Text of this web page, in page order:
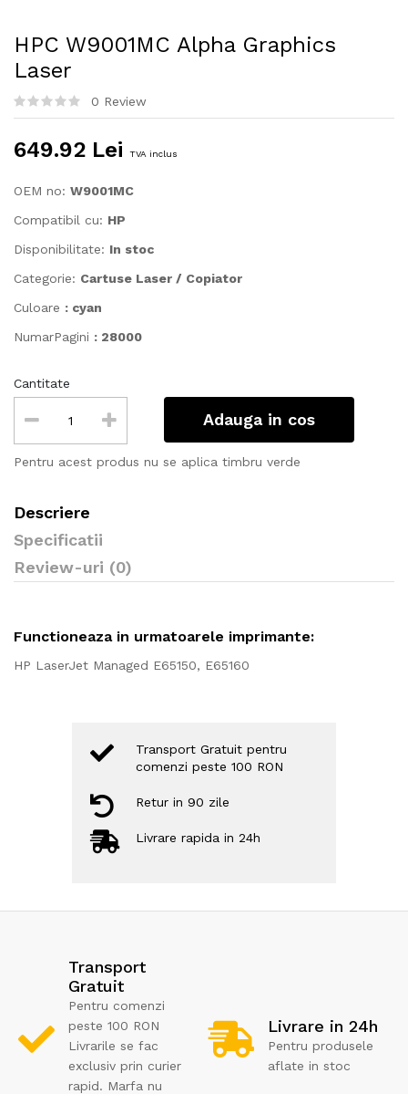
HPC W9001MC Alpha Graphics
Laser
0 Review
649.92 Lei TVA inclus
OEM no: W9001MC
Compatibil cu: HP
Disponibilitate: In stoc
Categorie: Cartuse Laser / Copiator
Culoare : cyan
NumarPagini : 28000
Cantitate
Adauga in cos
Pentru acest produs nu se aplica timbru verde
Descriere
Specificatii
Review-uri (0)
Functioneaza in urmatoarele imprimante:
HP LaserJet Managed E65150, E65160
Transport Gratuit pentru
comenzi peste 100 RON
Retur in 90 zile
Livrare rapida in 24h
Transport
Gratuit
Pentru comenzi
peste 100 RON
Livrarile se fac
exclusiv prin curier
rapid. Marfa nu
Livrare in 24h
Pentru produsele
aflate in stoc